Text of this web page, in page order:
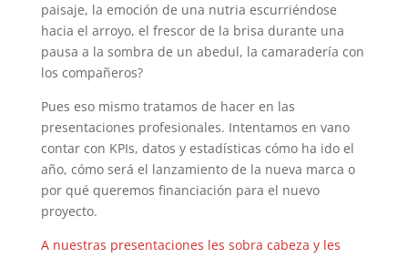
paisaje, la emoción de una nutria escurriéndose
hacia el arroyo, el frescor de la brisa durante una
pausa a la sombra de un abedul, la camaradería con
los compañeros?
Pues eso mismo tratamos de hacer en las
presentaciones profesionales. Intentamos en vano
contar con KPIs, datos y estadísticas cómo ha ido el
año, cómo será el lanzamiento de la nueva marca o
por qué queremos financiación para el nuevo
proyecto.
A nuestras presentaciones les sobra cabeza y les